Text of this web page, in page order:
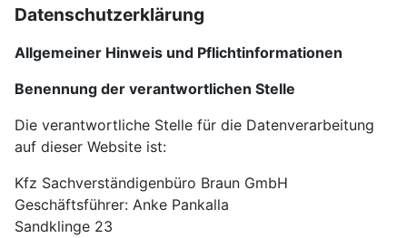
Datenschutzerklärung
Allgemeiner Hinweis und Pflichtinformationen
Benennung der verantwortlichen Stelle
Die verantwortliche Stelle für die Datenverarbeitung
auf dieser Website ist:
Kfz Sachverständigenbüro Braun GmbH
Geschäftsführer: Anke Pankalla
Sandklinge 23